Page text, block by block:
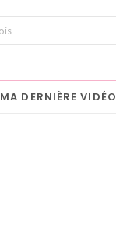
MA DERNIÈRE VIDÉO